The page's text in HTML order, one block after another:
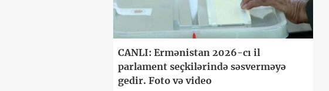
CANLI: Ermənistan 2026-cı il
parlament seçkilərində səsverməyə
gedir. Foto və video